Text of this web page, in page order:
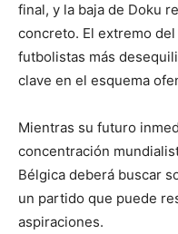
final, y la baja de Doku
concreto. El extremo
futbolistas más
clave en el esquema
Mientras su futuro
concentración
Bélgica deberá buscar
un partido que puede
aspiraciones.